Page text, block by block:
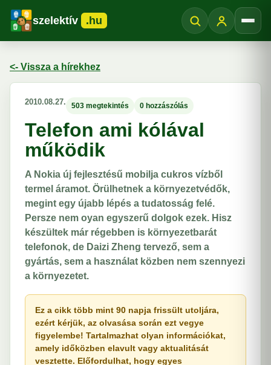
szelektív .hu
<- Vissza a hírekhez
2010.08.27. 503 megtekintés 0 hozzászólás
Telefon ami kólával
működik
A Nokia új fejlesztésű mobilja cukros vízből
termel áramot. Örülhetnek a környezetvédők,
megint egy újabb lépés a tudatosság felé.
Persze nem oyan egyszerű dolgok ezek. Hisz
készültek már régebben is környezetbarát
telefonok, de Daizi Zheng tervező, sem a
gyártás, sem a használat közben nem szennyezi
a környezetet.
Ez a cikk több mint 90 napja frissült utoljára,
ezért kérjük, az olvasása során ezt vegye
figyelembe! Tartalmazhat olyan információkat,
amely időközben elavult vagy aktualitását
vesztette. Előfordulhat, hogy egyes